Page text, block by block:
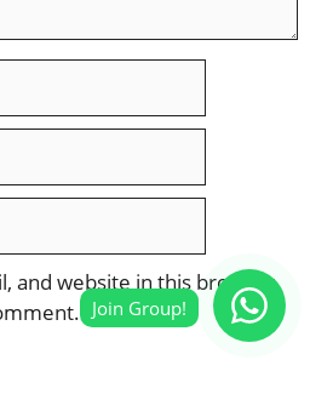
and website in this browser